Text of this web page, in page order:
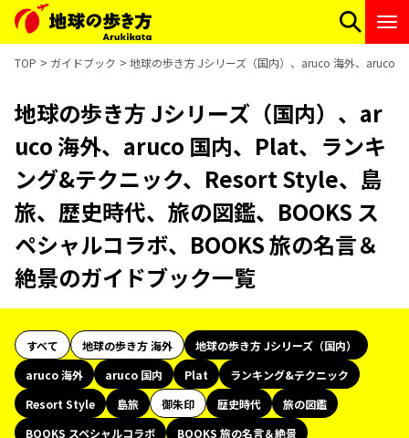
TOP ガイドブック 地球の歩き方 Jシリーズ（国内）、aruco 海外、aruco
地球の歩き方 Jシリーズ（国内）、ar
uco 海外、aruco 国内、Plat、ランキ
ング&テクニック、Resort Style、島
旅、歴史時代、旅の図鑑、BOOKS ス
ペシャルコラボ、BOOKS 旅の名言＆
絶景のガイドブック一覧
すべて 地球の歩き方 海外
地球の歩き方 Jシリーズ（国内）
aruco 海外
aruco 国内 Plat
ランキング&テクニック
Resort Style
島旅 御朱印 歴史時代
旅の図鑑
BOOKS スペシャルコラボ
BOOKS 旅の名言＆絶景